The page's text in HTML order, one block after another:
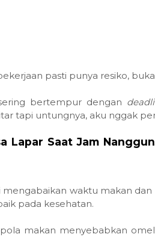
pasti punya resiko,
bertempur dengan
tapi untungnya, aku nggak
Lapar Saat Jam
mengabaikan waktu makan
pada kesehatan.
makan menyebabkan